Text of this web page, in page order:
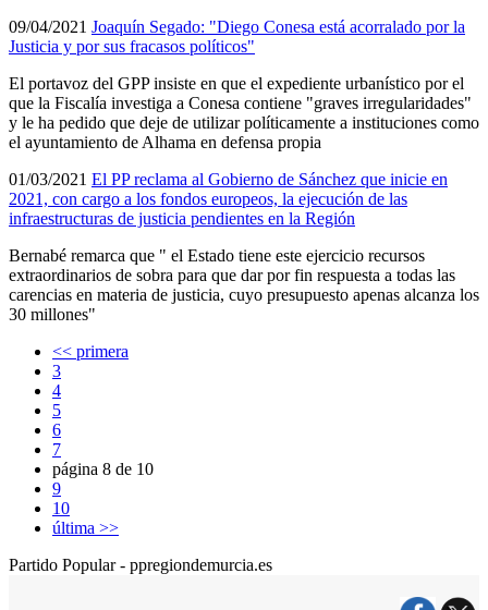
09/04/2021 Joaquí­n Segado: "Diego Conesa está acorralado por la
Justicia y por sus fracasos polí­ticos"
El portavoz del GPP insiste en que el expediente urbaní­stico por el
que la Fiscalí­a investiga a Conesa contiene "graves irregularidades"
y le ha pedido que deje de utilizar polí­ticamente a instituciones como
el ayuntamiento de Alhama en defensa propia
01/03/2021 El PP reclama al Gobierno de Sánchez que inicie en
2021, con cargo a los fondos europeos, la ejecución de las
infraestructuras de justicia pendientes en la Región
Bernabé remarca que " el Estado tiene este ejercicio recursos
extraordinarios de sobra para que dar por fin respuesta a todas las
carencias en materia de justicia, cuyo presupuesto apenas alcanza los
30 millones"
<< primera
3
4
5
6
7
página 8 de 10
9
10
última >>
Partido Popular - ppregiondemurcia.es